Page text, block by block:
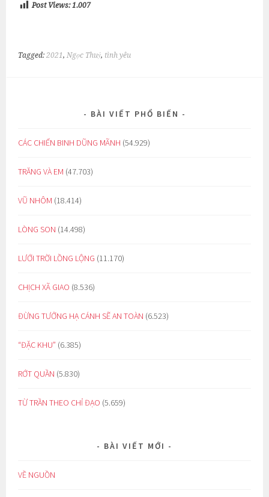
Post Views: 1.007
Tagged:2021,Ngọc Thuỷ, tình yêu
BÀI VIẾT PHỔ BIẾN
CÁC CHIẾN BINH DŨNG MÃNH (54.929)
TRĂNG VÀ EM (47.703)
VŨ NHÔM (18.414)
LÒNG SON (14.498)
LƯỚI TRỜI LỒNG LỘNG (11.170)
CHỊCH XÃ GIAO (8.536)
ĐỪNG TƯỞNG HẠ CÁNH SẼ AN TOÀN (6.523)
“ĐẶC KHU” (6.385)
RỚT QUẦN (5.830)
TỪ TRẦN THEO CHỈ ĐẠO (5.659)
BÀI VIẾT MỚI
VỀ NGUỒN